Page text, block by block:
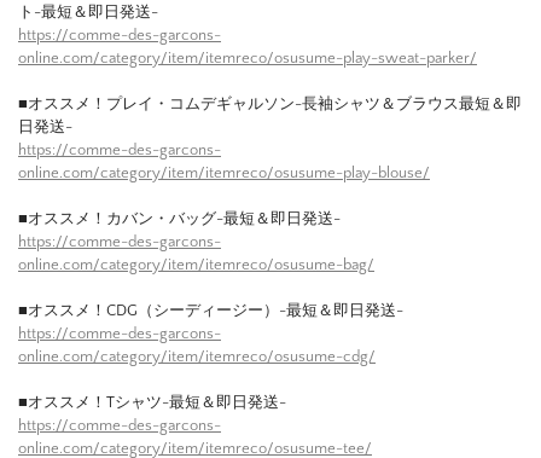
ト-最短＆即日発送-
https://comme-des-garcons-
online.com/category/item/itemreco/osusume-play-sweat-parker/
■オススメ！プレイ・コムデギャルソン-長袖シャツ＆ブラウス最短＆即
日発送-
https://comme-des-garcons-
online.com/category/item/itemreco/osusume-play-blouse/
■オススメ！カバン・バッグ-最短＆即日発送-
https://comme-des-garcons-
online.com/category/item/itemreco/osusume-bag/
■オススメ！CDG（シーディージー）-最短＆即日発送-
https://comme-des-garcons-
online.com/category/item/itemreco/osusume-cdg/
■オススメ！Tシャツ-最短＆即日発送-
https://comme-des-garcons-
online.com/category/item/itemreco/osusume-tee/